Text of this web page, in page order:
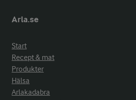
Arla.se
Start
Recept & mat
Produkter
Hälsa
Arlakadabra